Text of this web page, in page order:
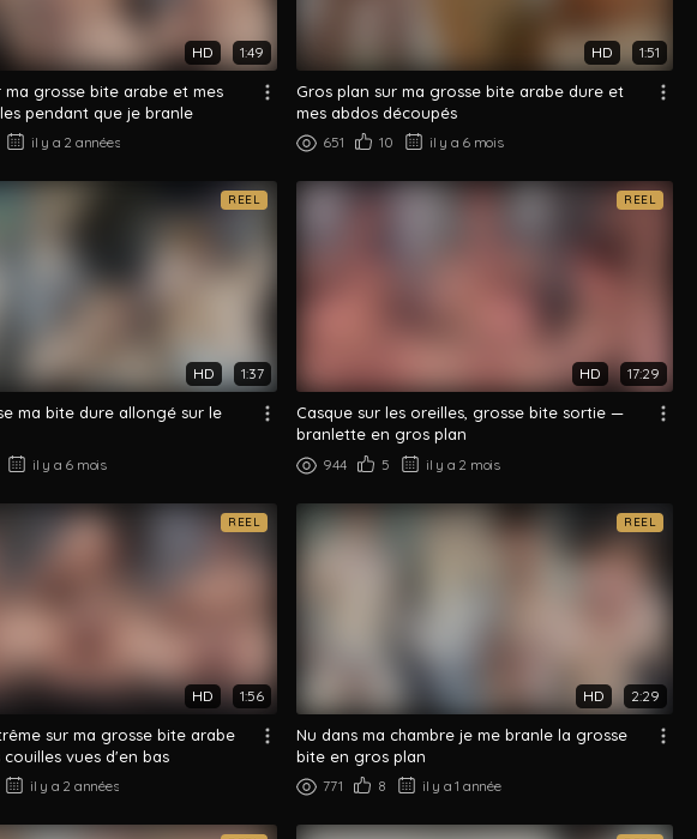
HD 1:49
ma grosse bite arabe et mes
pendant que je branle
il y a 2 années
HD 1:51
Gros plan sur ma grosse bite arabe dure et
mes abdos découpés
651 10 il y a 6 mois
REEL
HD 1:37
ma bite dure allongé sur le
il y a 6 mois
REEL
HD 17:29
Casque sur les oreilles, grosse bite sortie —
branlette en gros plan
944 5 il y a 2 mois
REEL
HD 1:56
sur ma grosse bite arabe
vues d'en bas
il y a 2 années
REEL
HD 2:29
Nu dans ma chambre je me branle la grosse
bite en gros plan
771 8 il y a 1 année